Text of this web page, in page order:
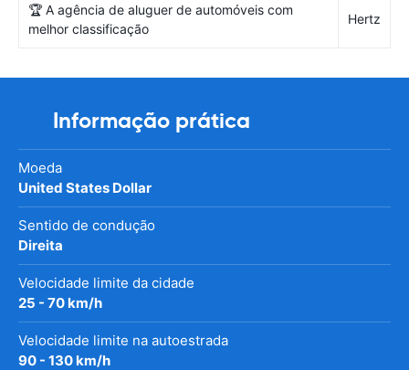
🏆 A agência de aluguer de automóveis com
melhor classificação
Hertz
Informação prática
Moeda
United States Dollar
Sentido de condução
Direita
Velocidade limite da cidade
25 - 70 km/h
Velocidade limite na autoestrada
90 - 130 km/h